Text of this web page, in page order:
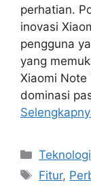
perhatian.
inovasi
pengguna
yang
Xiaomi Note
dominasi
Kategori
Teknologi
Tag
Fitur,